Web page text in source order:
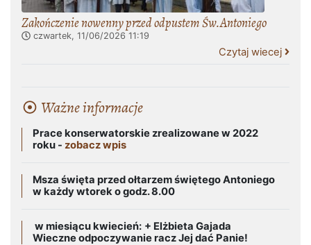
Zakończenie nowenny przed odpustem Św.Antoniego
czwartek, 11/06/2026 11:19
Czytaj wiecej
Ważne informacje
Prace konserwatorskie zrealizowane w 2022
roku - zobacz wpis
Msza święta przed ołtarzem świętego Antoniego
w każdy wtorek o godz. 8.00
w miesiącu kwiecień: + Elżbieta Gajada
Wieczne odpoczywanie racz Jej dać Panie!